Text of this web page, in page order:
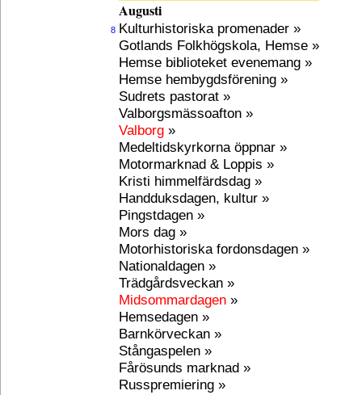
Augusti
8 Kulturhistoriska promenader »
Gotlands Folkhögskola, Hemse »
Hemse biblioteket evenemang »
Hemse hembygdsförening »
Sudrets pastorat »
Valborgsmässoafton »
Valborg »
Medeltidskyrkorna öppnar »
Motormarknad & Loppis »
Kristi himmelfärdsdag »
Handduksdagen, kultur »
Pingstdagen »
Mors dag »
Motorhistoriska fordonsdagen »
Nationaldagen »
Trädgårdsveckan »
Midsommardagen »
Hemsedagen »
Barnkörveckan »
Stångaspelen »
Fårösunds marknad »
Russpremiering »